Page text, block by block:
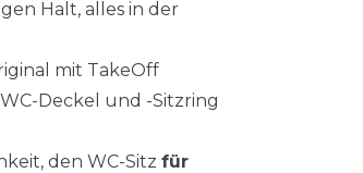
Halt, alles in der
mit TakeOff
Deckel und -Sitzring
den WC-Sitz für